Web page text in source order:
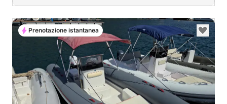
Prenotazione istantanea